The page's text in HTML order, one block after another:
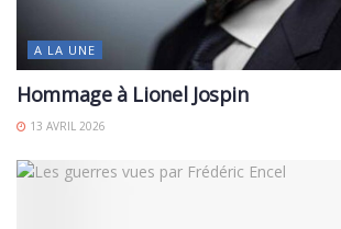
A LA UNE
Hommage à Lionel Jospin
13 AVRIL 2026